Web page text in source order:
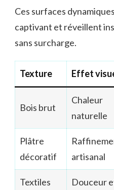
Ces surfaces
captivant et réveillent
sans surcharge.
Texture Effet
Bois brut
Chaleur
naturelle
Plâtre
décoratif
artisanal
Textiles
Douceur